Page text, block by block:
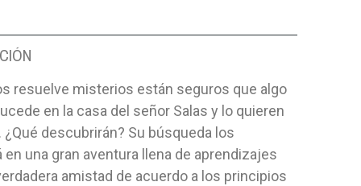
resuelve misterios están seguros que algo
en la casa del señor Salas y lo quieren
¿Qué descubrirán? Su búsqueda los
en una gran aventura llena de aprendizajes
amistad de acuerdo a los principios